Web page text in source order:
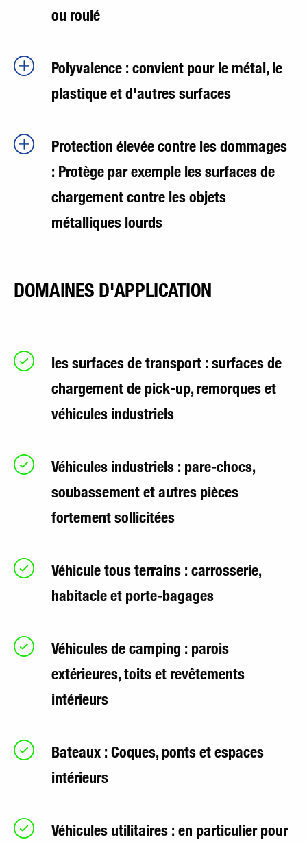
ou roulé
Polyvalence : convient pour le métal, le
plastique et d'autres surfaces
Protection élevée contre les dommages
: Protège par exemple les surfaces de
chargement contre les objets
métalliques lourds
DOMAINES D'APPLICATION
les surfaces de transport : surfaces de
chargement de pick-up, remorques et
véhicules industriels
Véhicules industriels : pare-chocs,
soubassement et autres pièces
fortement sollicitées
Véhicule tous terrains : carrosserie,
habitacle et porte-bagages
Véhicules de camping : parois
extérieures, toits et revêtements
intérieurs
Bateaux : Coques, ponts et espaces
intérieurs
Véhicules utilitaires : en particulier pour